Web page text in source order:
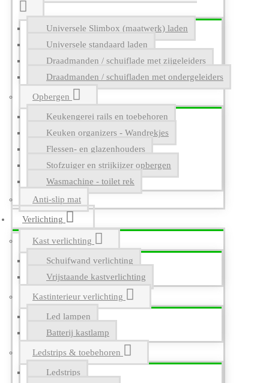
Universele Slimbox (maatwerk) laden
Universele standaard laden
Draadmanden / schuiflade met zijgeleiders
Draadmanden / schuifladen met ondergeleiders
Opbergen
Keukengerei rails en toebehoren
Keuken organizers - Wandrekjes
Flessen- en glazenhouders
Stofzuiger en strijkijzer opbergen
Wasmachine - toilet rek
Anti-slip mat
Verlichting
Kast verlichting
Schuifwand verlichting
Vrijstaande kastverlichting
Kastinterieur verlichting
Led lampen
Batterij kastlamp
Ledstrips & toebehoren
Ledstrips